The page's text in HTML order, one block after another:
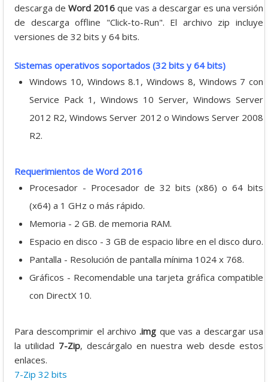
descarga de Word 2016 que vas a descargar es una versión
de descarga offline "Click-to-Run". El archivo zip incluye
versiones de 32 bits y 64 bits.
Sistemas operativos soportados (32 bits y 64 bits)
Windows 10, Windows 8.1, Windows 8, Windows 7 con
Service Pack 1, Windows 10 Server, Windows Server
2012 R2, Windows Server 2012 o Windows Server 2008
R2.
Requerimientos de Word 2016
Procesador - Procesador de 32 bits (x86) o 64 bits
(x64) a 1 GHz o más rápido.
Memoria - 2 GB. de memoria RAM.
Espacio en disco - 3 GB de espacio libre en el disco duro.
Pantalla - Resolución de pantalla mínima 1024 x 768.
Gráficos - Recomendable una tarjeta gráfica compatible
con DirectX 10.
Para descomprimir el archivo.img que vas a descargar usa
la utilidad 7-Zip, descárgalo en nuestra web desde estos
enlaces.
7-Zip 32 bits